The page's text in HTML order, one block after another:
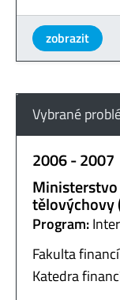
zobrazit
Vybrané
2006 - 2007
tělovýchovy
Program:
Fakulta
Katedra